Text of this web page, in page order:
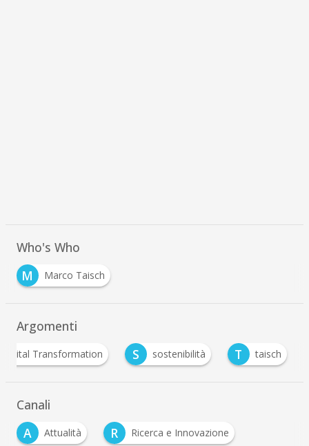
Who's Who
M
Marco Taisch
Argomenti
Digital Transformation S sostenibilità T taisch
Canali
A
Attualità R Ricerca e Innovazione